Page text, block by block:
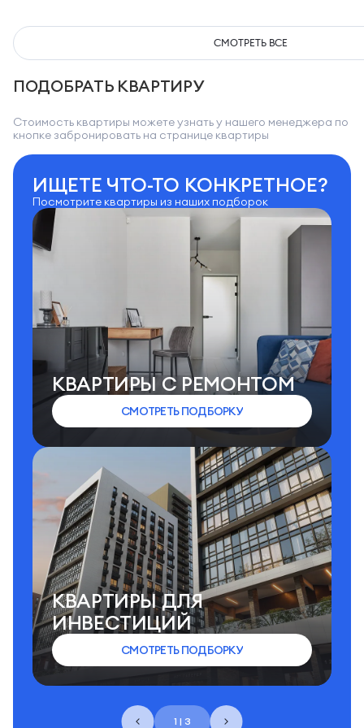
СМОТРЕТЬ ВСЕ
ПОДОБРАТЬ КВАРТИРУ
Стоимость квартиры можете узнать у нашего менеджера по
кнопке забронировать на странице квартиры
ИЩЕТЕ ЧТО-ТО КОНКРЕТНОЕ?
Посмотрите квартиры из наших подборок
1 | 3
КВАРТИРЫ C РЕМОНТОМ
СМОТРЕТЬ ПОДБОРКУ
КВАРТИРЫ ДЛЯ
ИНВЕСТИЦИЙ
СМОТРЕТЬ ПОДБОРКУ